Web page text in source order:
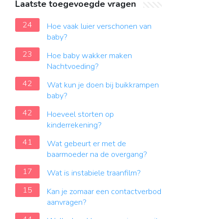
Laatste toegevoegde vragen
24
Hoe vaak luier verschonen van
baby?
23
Hoe baby wakker maken
Nachtvoeding?
42
Wat kun je doen bij buikkrampen
baby?
42
Hoeveel storten op
kinderrekening?
41
Wat gebeurt er met de
baarmoeder na de overgang?
17
Wat is instabiele traanfilm?
15
Kan je zomaar een contactverbod
aanvragen?